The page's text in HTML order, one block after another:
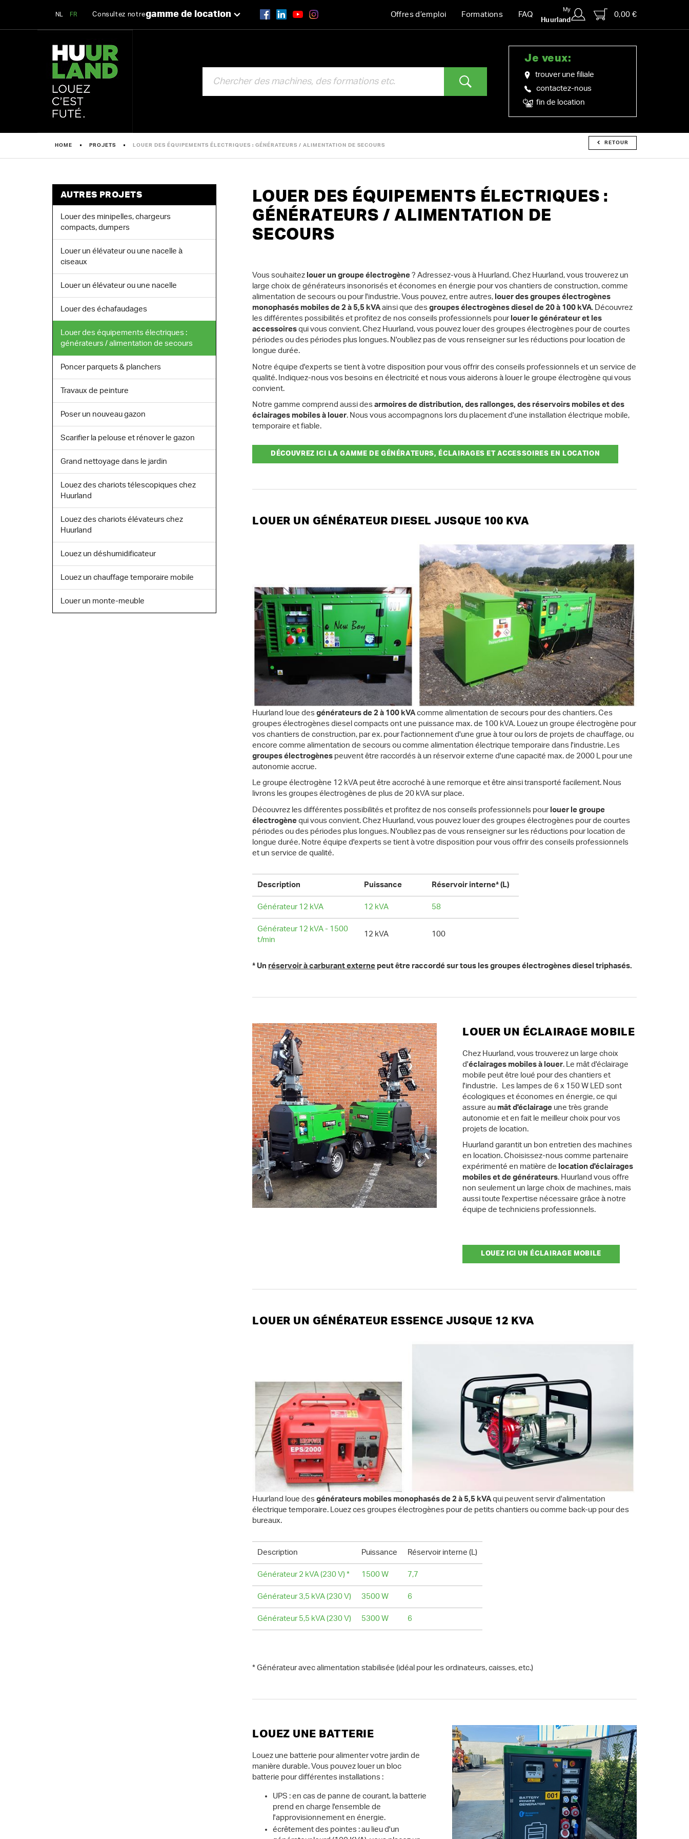
NL FR Consultez notregamme de location Offres d’emploi Formations FAQ
My
Huurland
0,00 €
Je veux:
trouver une filiale
contactez-nous
fin de location
HOME PROJETS LOUER DES ÉQUIPEMENTS ÉLECTRIQUES : GÉNÉRATEURS / ALIMENTATION DE SECOURS RETOUR
AUTRES PROJETS
Louer des minipelles, chargeurs
compacts, dumpers
Louer un élévateur ou une nacelle à
ciseaux
Louer un élévateur ou une nacelle
Louer des échafaudages
Louer des équipements électriques :
générateurs / alimentation de secours
Poncer parquets & planchers
Travaux de peinture
Poser un nouveau gazon
Scarifier la pelouse et rénover le gazon
Grand nettoyage dans le jardin
Louez des chariots télescopiques chez
Huurland
Louez des chariots élévateurs chez
Huurland
Louez un déshumidificateur
Louez un chauffage temporaire mobile
Louer un monte-meuble
LOUER DES ÉQUIPEMENTS ÉLECTRIQUES :
GÉNÉRATEURS / ALIMENTATION DE
SECOURS
Vous souhaitez louer un groupe électrogène? Adressez-vous à Huurland. Chez Huurland, vous trouverez un
large choix de générateurs insonorisés et économes en énergie pour vos chantiers de construction, comme
alimentation de secours ou pour l'industrie. Vous pouvez, entre autres, louer des groupes électrogènes
monophasés mobiles de 2 à 5,5 kVAainsi que des groupes électrogènes diesel de 20 à 100 kVA. Découvrez
les différentes possibilités et profitez de nos conseils professionnels pour louer le générateur et les
accessoiresqui vous convient. Chez Huurland, vous pouvez louer des groupes électrogènes pour de courtes
périodes ou des périodes plus longues. N'oubliez pas de vous renseigner sur les réductions pour location de
longue durée.
Notre équipe d'experts se tient à votre disposition pour vous offrir des conseils professionnels et un service de
qualité. Indiquez-nous vos besoins en électricité et nous vous aiderons à louer le groupe électrogène qui vous
convient.
Notre gamme comprend aussi des armoires de distribution, des rallonges, des réservoirs mobileset des
éclairages mobiles à louer. Nous vous accompagnons lors du placement d'une installation électrique mobile,
temporaire et fiable.
DÉCOUVREZ ICI LA GAMME DE GÉNÉRATEURS, ÉCLAIRAGES ET ACCESSOIRES EN LOCATION
LOUER UN GÉNÉRATEUR DIESEL JUSQUE 100 KVA
Huurland loue des générateurs de 2 à 100 kVAcomme alimentation de secours pour des chantiers. Ces
groupes électrogènes diesel compacts ont une puissance max. de 100 kVA. Louez un groupe électrogène pour
vos chantiers de construction, par ex. pour l'actionnement d'une grue à tour ou lors de projets de chauffage, ou
encore comme alimentation de secours ou comme alimentation électrique temporaire dans l'industrie. Les
groupes électrogènespeuvent être raccordés à un réservoir externe d'une capacité max. de 2000 L pour une
autonomie accrue.
Le groupe électrogène 12 kVA peut être accroché à une remorque et être ainsi transporté facilement. Nous
livrons les groupes électrogènes de plus de 20 kVA sur place.
Découvrez les différentes possibilités et profitez de nos conseils professionnels pour louer le groupe
électrogènequi vous convient. Chez Huurland, vous pouvez louer des groupes électrogènes pour de courtes
périodes ou des périodes plus longues. N'oubliez pas de vous renseigner sur les réductions pour location de
longue durée. Notre équipe d'experts se tient à votre disposition pour vous offrir des conseils professionnels
et un service de qualité.
Description Puissance Réservoir interne* (L)
Générateur 12 kVA 12 kVA 58
Générateur 12 kVA - 1500
t/min
12 kVA 100
Générateur 20 kVA 100
Générateur 60 kVA 60 kVA 288
Générateur 100 kVA 100 kVA 592
* Un réservoir à carburant externepeut être raccordé sur tous les groupes électrogènes diesel triphasés.
LOUER UN ÉCLAIRAGE MOBILE
Chez Huurland, vous trouverez un large choix
d'éclairages mobiles à louer. Le mât d'éclairage
mobile peut être loué pour des chantiers et
l'industrie. Les lampes de 6 x 150 W LED sont
écologiques et économes en énergie, ce qui
assure au mât d'éclairageune très grande
autonomie et en fait le meilleur choix pour vos
projets de location.
Huurland garantit un bon entretien des machines
en location. Choisissez-nous comme partenaire
expérimenté en matière de location d'éclairages
mobiles et de générateurs. Huurland vous offre
non seulement un large choix de machines, mais
aussi toute l'expertise nécessaire grâce à notre
équipe de techniciens professionnels.
LOUEZ ICI UN ÉCLAIRAGE MOBILE
LOUER UN GÉNÉRATEUR ESSENCE JUSQUE 12 KVA
Huurland loue des générateurs mobiles monophasés de 2 à 5,5 kVAqui peuvent servir d'alimentation
électrique temporaire. Louez ces groupes électrogènes pour de petits chantiers ou comme back-up pour des
bureaux.
Description Puissance Réservoir interne (L)
Générateur 2 kVA (230 V) * 1500 W 7,7
Générateur 3,5 kVA (230 V) 3500 W 6
Générateur 5,5 kVA (230 V) 5300 W 6
* Générateur avec alimentation stabilisée (idéal pour les ordinateurs, caisses, etc.)
LOUEZ UNE BATTERIE
Louez une batterie pour alimenter votre jardin de
manière durable. Vous pouvez louer un bloc
batterie pour différentes installations :
UPS : en cas de panne de courant, la batterie
prend en charge l'ensemble de
l'approvisionnement en énergie.
écrêtement des pointes : au lieu d'un